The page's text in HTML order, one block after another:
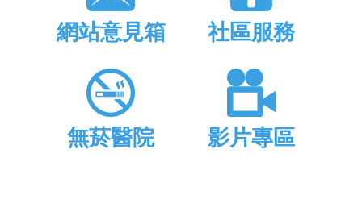
網站意見箱 社區服務
無菸醫院 影片專區